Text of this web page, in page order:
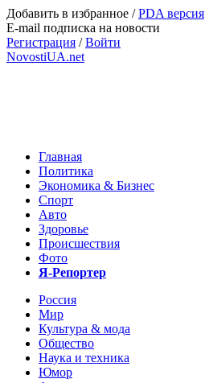
Добавить в избранное /PDA версия
E-mail подписка на новости
Регистрация /Войти
NovostiUA.net
Главная
Политика
Экономика & Бизнес
Спорт
Авто
Здоровье
Происшествия
Фото
Я-Репортер
Россия
Мир
Культура & мода
Общество
Наука и техника
Юмор